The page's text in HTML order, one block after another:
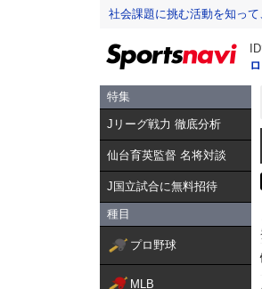
社会課題に挑む活動を知っ
特集
Jリーグ戦力 徹底分析
仙台育英監督 名将対談
J国立試合に無料招待
種目
プロ野球
MLB